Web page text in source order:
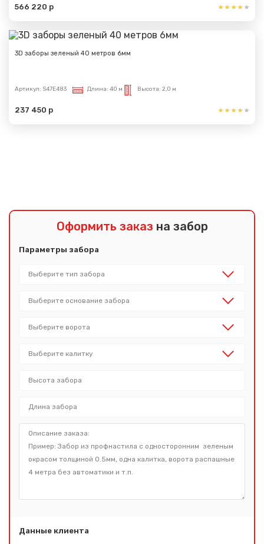
566 220 р
3D заборы зеленый 40 метров 6мм
Артикул: S47E483 Длина: 40 м Высота: 2,0 м
237 450 р
Оформить заказ на забор
Параметры забора
Данные клиента